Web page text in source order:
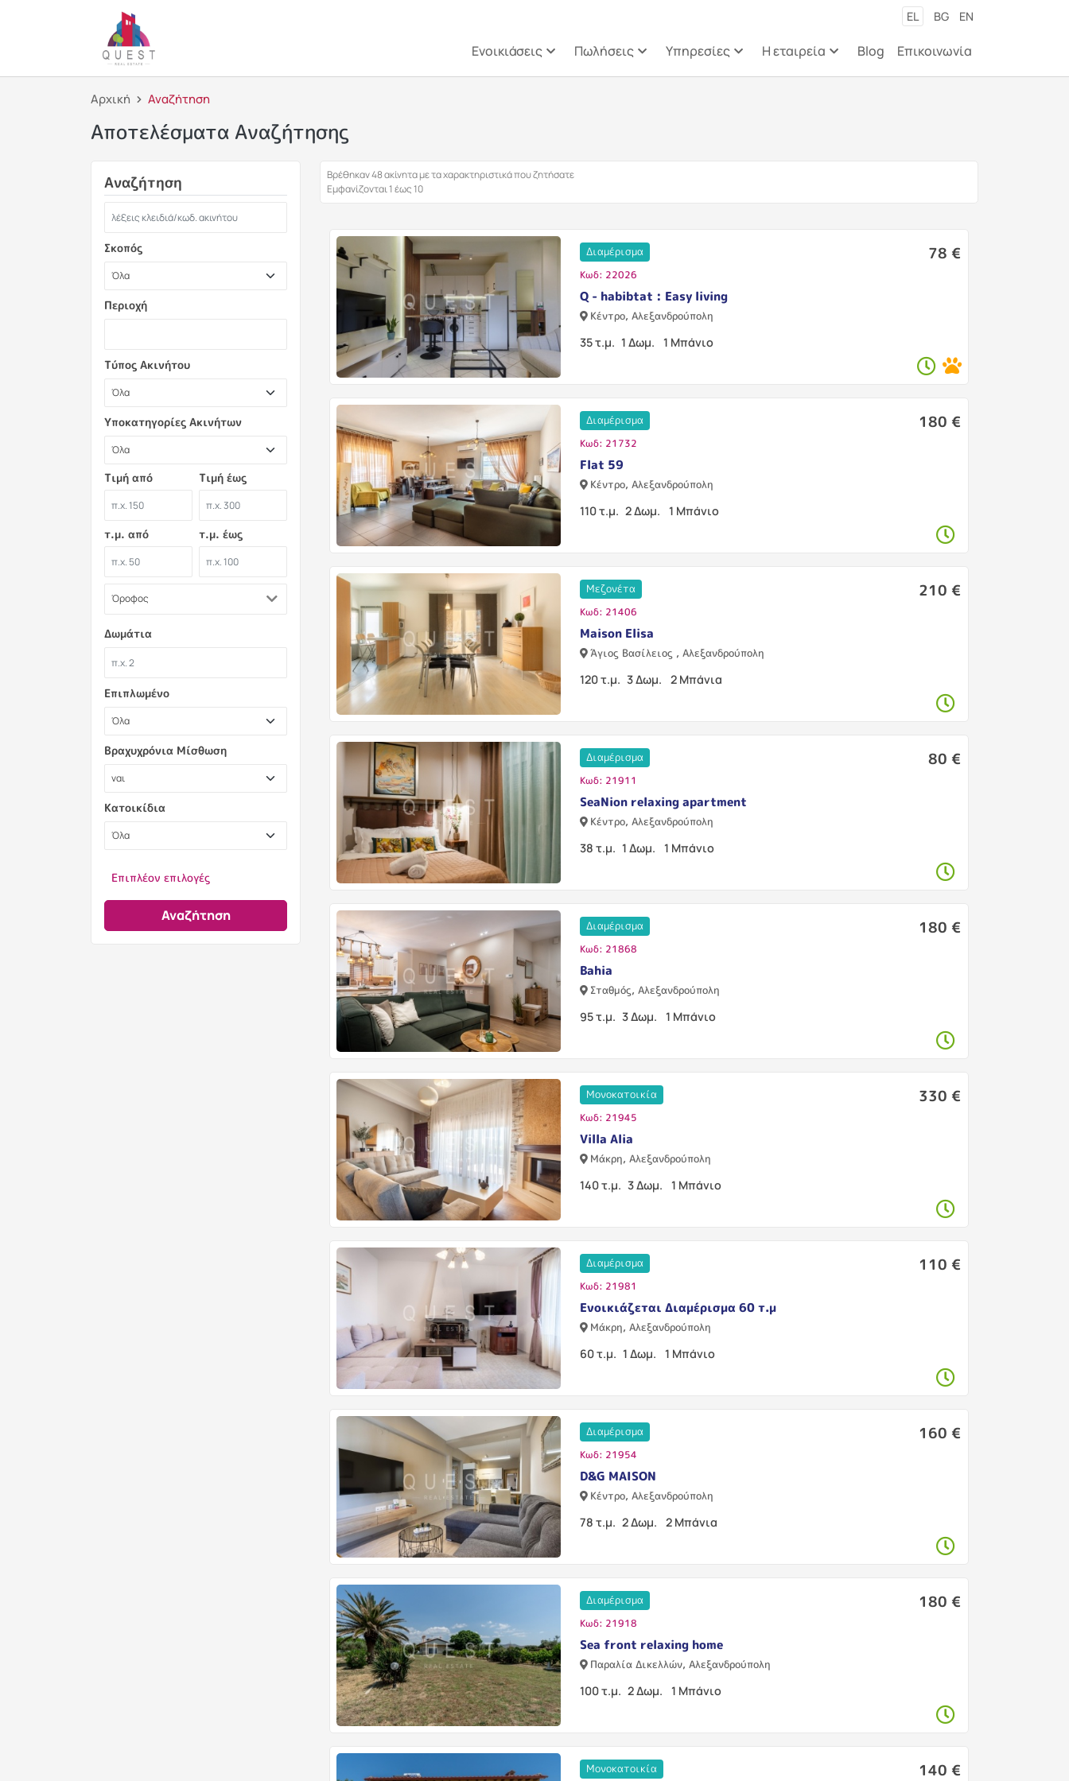
EL BG EN
Ενοικιάσεις Πωλήσεις Υπηρεσίες Η εταιρεία Blog Επικοινωνία
Αρχική Αναζήτηση
Αποτελέσματα Αναζήτησης
Βρέθηκαν 48 ακίνητα με τα χαρακτηριστικά που ζητήσατε
Εμφανίζονται 1 έως 10
Διαμέρισμα 78 €
Κωδ: 22026
Q - habibtat : Easy living
Κέντρο, Αλεξανδρούπολη
35 τ.μ. 1 Δωμ. 1 Μπάνιο
Διαμέρισμα 180 €
Κωδ: 21732
Flat 59
Κέντρο, Αλεξανδρούπολη
110 τ.μ. 2 Δωμ. 1 Μπάνιο
Μεζονέτα 210 €
Κωδ: 21406
Maison Elisa
Άγιος Βασίλειος , Αλεξανδρούπολη
120 τ.μ. 3 Δωμ. 2 Μπάνια
Διαμέρισμα 80 €
Κωδ: 21911
SeaNion relaxing apartment
Κέντρο, Αλεξανδρούπολη
38 τ.μ. 1 Δωμ. 1 Μπάνιο
Διαμέρισμα 180 €
Κωδ: 21868
Bahia
Σταθμός, Αλεξανδρούπολη
95 τ.μ. 3 Δωμ. 1 Μπάνιο
Μονοκατοικία 330 €
Κωδ: 21945
Villa Alia
Μάκρη, Αλεξανδρούπολη
140 τ.μ. 3 Δωμ. 1 Μπάνιο
Διαμέρισμα 110 €
Κωδ: 21981
Ενοικιάζεται Διαμέρισμα 60 τ.μ
Μάκρη, Αλεξανδρούπολη
60 τ.μ. 1 Δωμ. 1 Μπάνιο
Διαμέρισμα 160 €
Κωδ: 21954
D&G MAISON
Κέντρο, Αλεξανδρούπολη
78 τ.μ. 2 Δωμ. 2 Μπάνια
Διαμέρισμα 180 €
Κωδ: 21918
Sea front relaxing home
Παραλία Δικελλών, Αλεξανδρούπολη
100 τ.μ. 2 Δωμ. 1 Μπάνιο
Μονοκατοικία 140 €
Αναζήτηση
Σκοπός
Περιοχή
Τύπος Ακινήτου
Υποκατηγορίες Ακινήτων
Τιμή από Τιμή έως
τ.μ. από τ.μ. έως
Όροφος
Δωμάτια
Επιπλωμένο
Βραχυχρόνια Μίσθωση
Κατοικίδια
Επιπλέον επιλογές
Αναζήτηση